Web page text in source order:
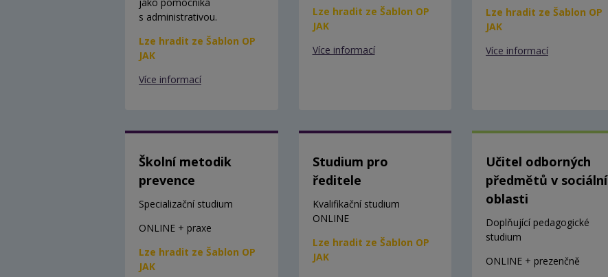
s administrativou.
Lze hradit ze Šablon OP
JAK
Více informací
Lze hradit ze Šablon OP
JAK
Více informací
Lze hradit ze Šablon OP
JAK
Více informací
Školní metodik
prevence
Specializační studium
ONLINE + praxe
Lze hradit ze Šablon OP
JAK
Studium pro
ředitele
Kvalifikační studium
ONLINE
Lze hradit ze Šablon OP
JAK
Učitel odborných
předmětů v sociální
oblasti
Doplňující pedagogické
studium
ONLINE + prezenčně